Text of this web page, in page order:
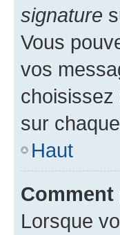
signature
Vous
vos
choisissez
sur
Haut
Lorsque